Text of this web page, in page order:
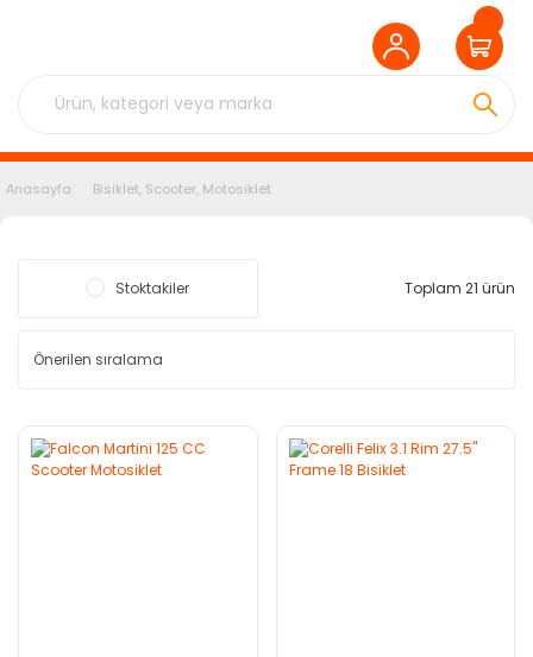
Anasayfa Bisiklet, Scooter, Motosiklet
Stoktakiler Toplam 21 ürün